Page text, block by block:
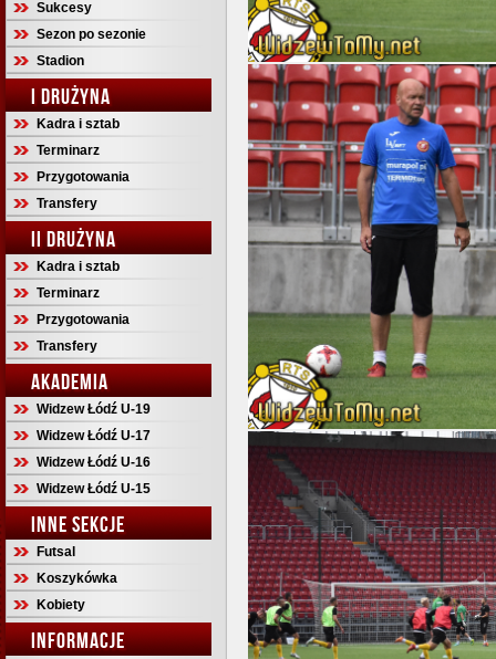
Sukcesy
Sezon po sezonie
Stadion
I DRUŻYNA
Kadra i sztab
Terminarz
Przygotowania
Transfery
II DRUŻYNA
Kadra i sztab
Terminarz
Przygotowania
Transfery
AKADEMIA
Widzew Łódź U-19
Widzew Łódź U-17
Widzew Łódź U-16
Widzew Łódź U-15
INNE SEKCJE
Futsal
Koszykówka
Kobiety
INFORMACJE